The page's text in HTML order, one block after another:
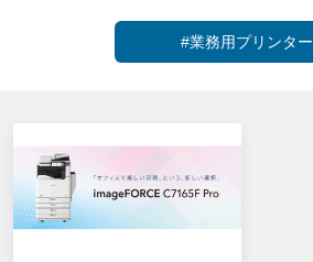
#業務用プリンター